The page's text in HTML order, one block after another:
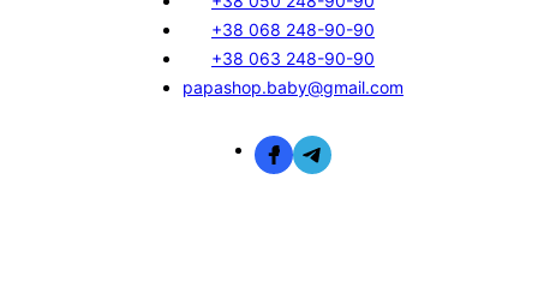
+38 068 248-90-90
+38 063 248-90-90
papashop.baby@gmail.com